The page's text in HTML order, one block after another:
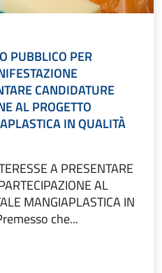
PUBBLICO PER
CANDIDATURE
AL PROGETTO
IN QUALITÀ
A PRESENTARE
AL
MANGIAPLASTICA IN
che...